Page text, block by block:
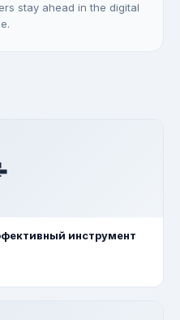
stay ahead in the digital
инструмент